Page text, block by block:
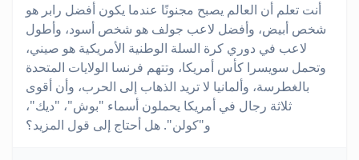
أنت تعلم أن العالم يصبح مجنونًا عندما يكون أفضل رابر هو
شخص أبيض، وأفضل لاعب جولف هو شخص أسود، وأطول
لاعب في دوري كرة السلة الوطنية الأمريكية هو صيني،
وتحمل سويسرا كأس أمريكا، وتتهم فرنسا الولايات المتحدة
بالغطرسة، وألمانيا لا تريد الذهاب إلى الحرب، وأن أقوى
ثلاثة رجال في أمريكا يحملون أسماء "بوش"، "ديك"،
و"كولن". هل أحتاج إلى قول المزيد؟